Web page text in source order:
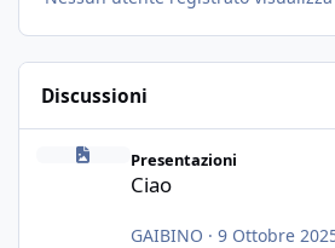
Discussioni
Presentazioni
Ciao
GAIBINO · 9 Ottobre